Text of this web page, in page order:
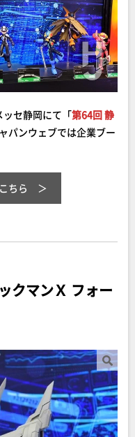
セ静岡にて「第64回 静
パンウェブでは企業ブー
ちら
クマンＸ フォー